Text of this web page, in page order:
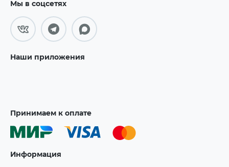
Мы в соцсетях
Наши приложения
Принимаем к оплате
Информация